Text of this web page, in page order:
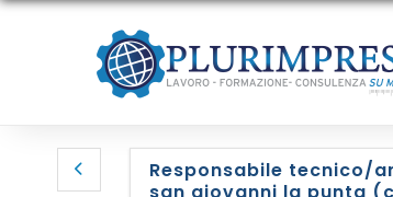
Responsabile tecnico/